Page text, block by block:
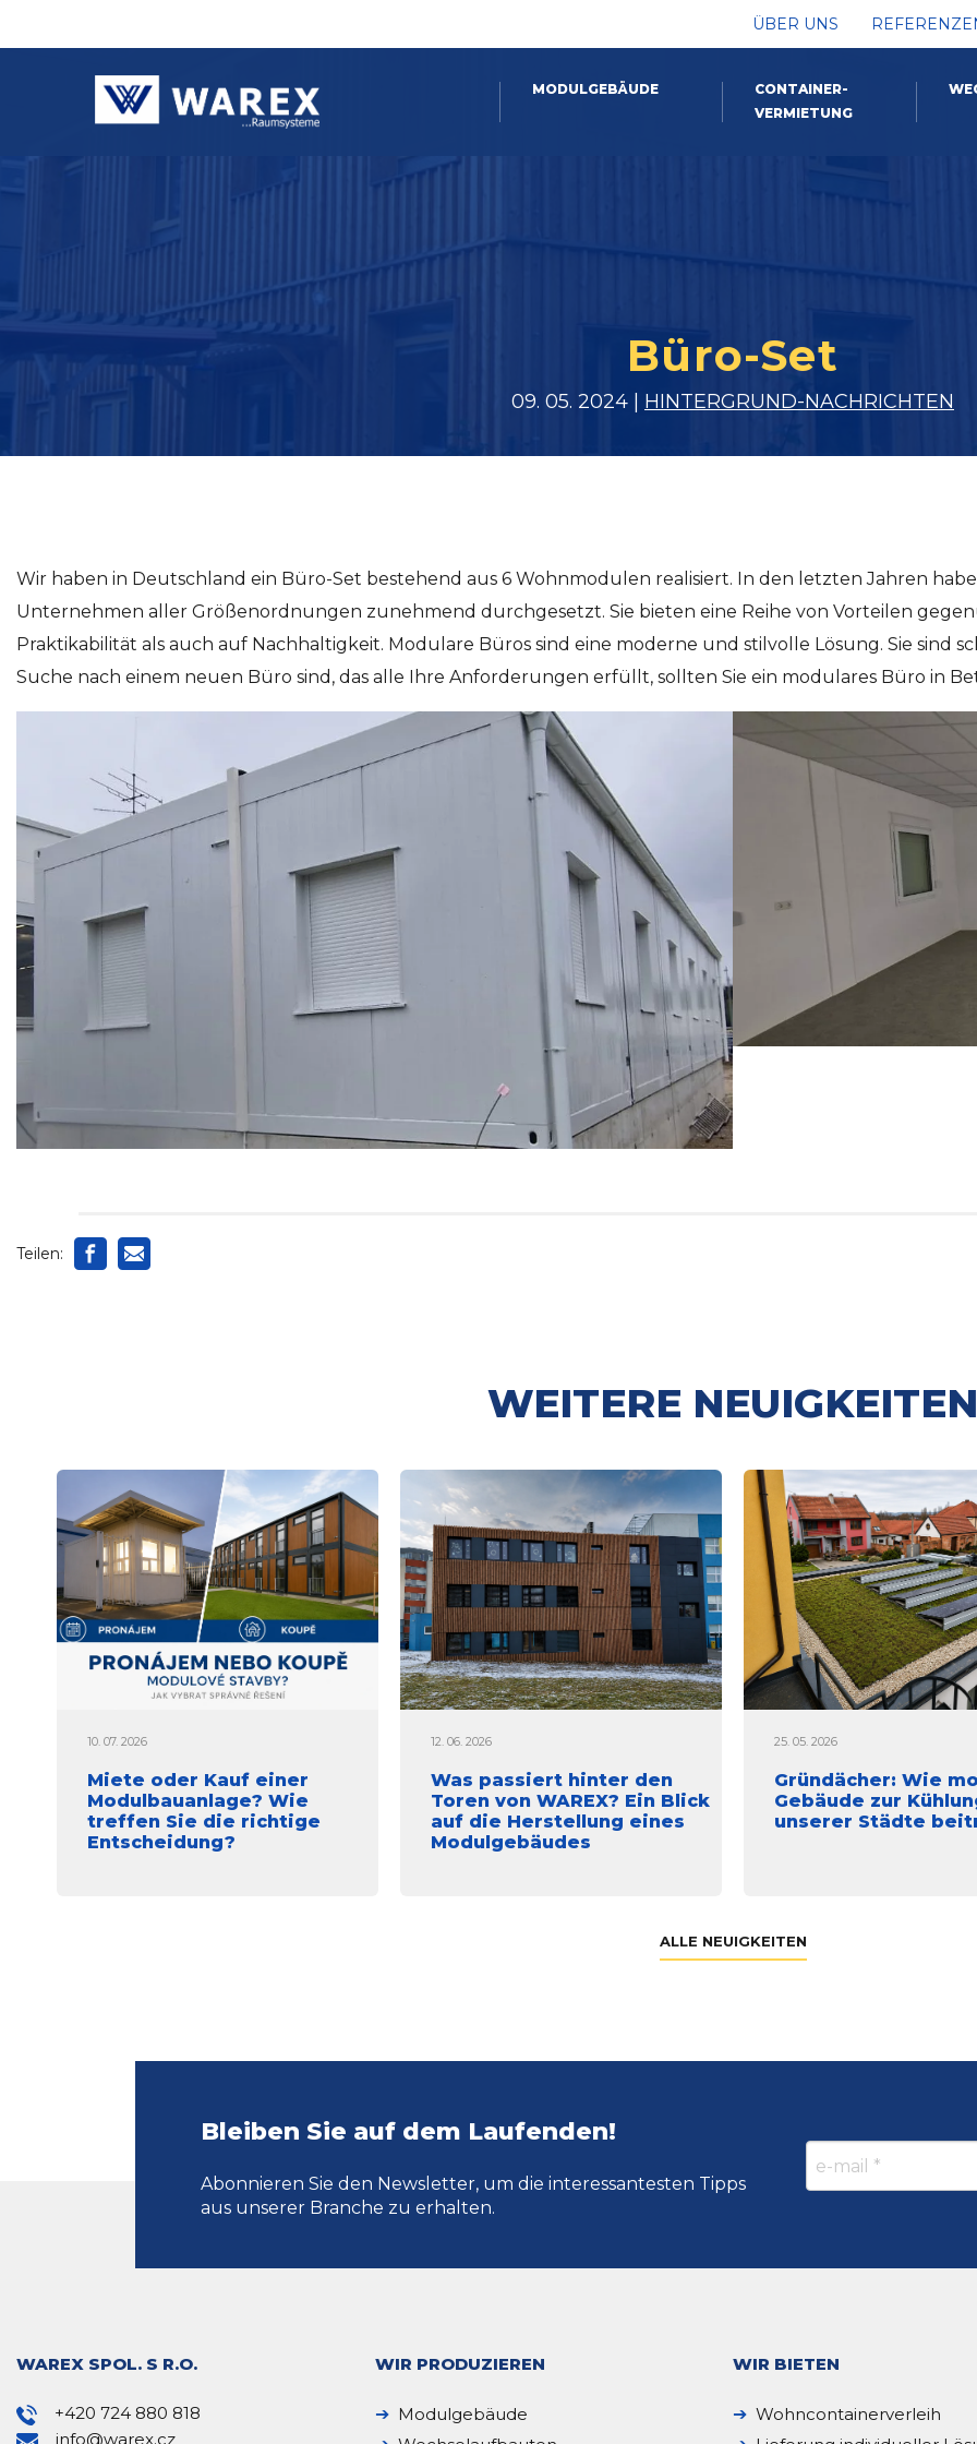
ÜBER UNS
MODULGEBÄUDE
CONTAINER-
VERMIETUNG
Büro-Set
09. 05. 2024 | HINTERGRUND-NACHRICHTEN
Wir haben in Deutschland ein Büro-Set bestehend aus 6 Wohnmodulen realisiert. In den letzten Jahren
Unternehmen aller Größenordnungen zunehmend durchgesetzt. Sie bieten eine Reihe von Vorteilen
Praktikabilität als auch auf Nachhaltigkeit. Modulare Büros sind eine moderne und stilvolle Lösung. Sie sind
Suche nach einem neuen Büro sind, das alle Ihre Anforderungen erfüllt, sollten Sie ein modulares Büro in
Teilen:
WEITERE NEUIGKEITEN
10. 07. 2026
Miete oder Kauf einer
Modulbauanlage? Wie
treffen Sie die richtige
Entscheidung?
12. 06. 2026
Was passiert hinter den
Toren von WAREX? Ein Blick
auf die Herstellung eines
Modulgebäudes
25. 05. 2026
Gründächer: Wie
Gebäude zur
unserer Städte
ALLE NEUIGKEITEN
Bleiben Sie auf dem Laufenden!
Abonnieren Sie den Newsletter, um die interessantesten Tipps
aus unserer Branche zu erhalten.
WAREX SPOL. S R.O.
+420 724 880 818
info@warex.cz
WIR PRODUZIEREN
Modulgebäude
WIR BIETEN
Wohncontainerverleih